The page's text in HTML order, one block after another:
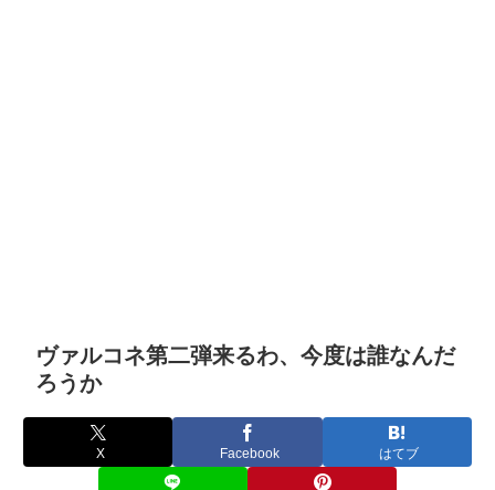
ヴァルコネ第二弾来るわ、今度は誰なんだ
ろうか
X Facebook はてブ